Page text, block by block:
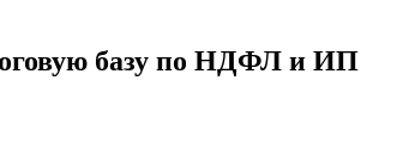
базу по НДФЛ и ИП